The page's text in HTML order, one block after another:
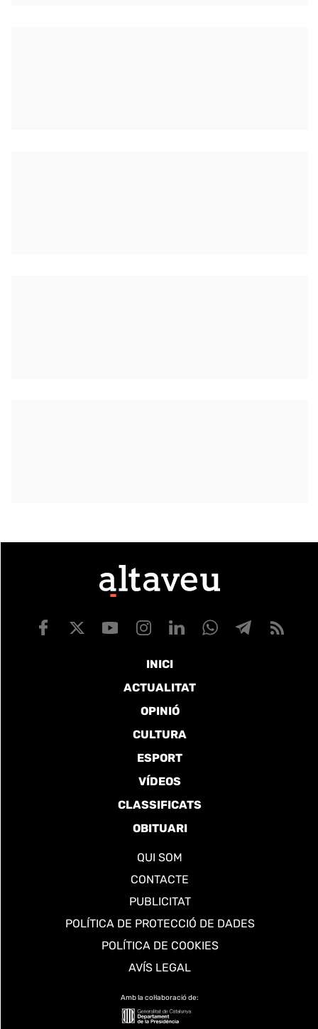
INICI
ACTUALITAT
OPINIÓ
CULTURA
ESPORT
VÍDEOS
CLASSIFICATS
OBITUARI
QUI SOM
CONTACTE
PUBLICITAT
POLÍTICA DE PROTECCIÓ DE DADES
POLÍTICA DE COOKIES
AVÍS LEGAL
Amb la col·laboració de: